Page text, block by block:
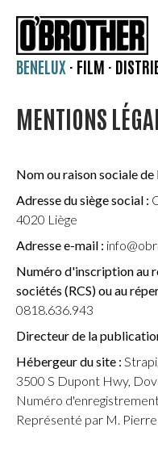
BENELUX · FILM ·
MENTIONS
Nom ou raison sociale
Adresse du siège social :
4020 Liège
Adresse e-mail :
Numéro d'inscription au
sociétés (RCS) ou au
0818.636.943
Directeur de la
Hébergeur du site :
3500 S Dupont Hwy,
Numéro
Représenté par M.